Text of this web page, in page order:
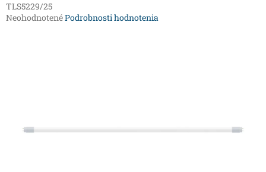
TLS5229/25
Priemerné
NeohodnotenéPodrobnosti hodnotenia